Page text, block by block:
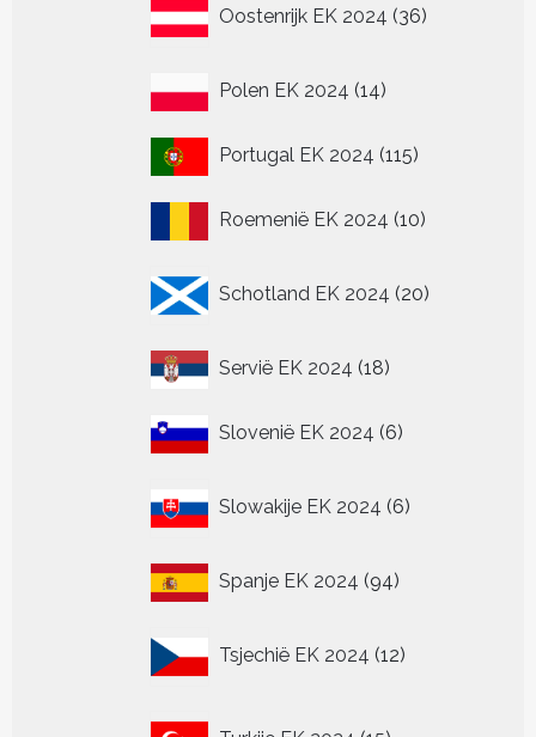
Oostenrijk EK 2024 36
producten
Polen EK 2024 1414
Portugal EK 2024 115115
Roemenië EK 2024 1010
Schotland EK 2024 20
producten
Servië EK 2024 1818
Slovenië EK 2024 66
Slowakije EK 2024 6
producten
Spanje EK 2024 9494
Tsjechië EK 2024 12
producten